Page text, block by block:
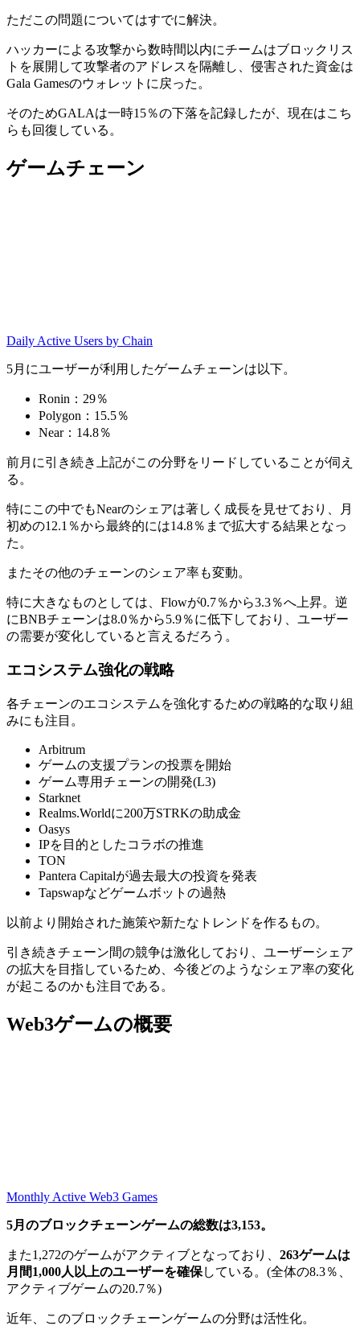
ただこの問題についてはすでに解決。
ハッカーによる攻撃から数時間以内にチームはブロックリス
トを展開して攻撃者のアドレスを隔離し、侵害された資金は
Gala Gamesのウォレットに戻った。
そのためGALAは一時15％の下落を記録したが、現在はこち
らも回復している。
ゲームチェーン
Daily Active Users by Chain
5月にユーザーが利用したゲームチェーンは以下。
Ronin：29％
Polygon：15.5％
Near：14.8％
前月に引き続き上記がこの分野をリードしていることが伺え
る。
特にこの中でもNearのシェアは著しく成長を見せており、月
初めの12.1％から最終的には14.8％まで拡大する結果となっ
た。
またその他のチェーンのシェア率も変動。
特に大きなものとしては、Flowが0.7％から3.3％へ上昇。逆
にBNBチェーンは8.0％から5.9％に低下しており、ユーザー
の需要が変化していると言えるだろう。
エコシステム強化の戦略
各チェーンのエコシステムを強化するための戦略的な取り組
みにも注目。
Arbitrum
ゲームの支援プランの投票を開始
ゲーム専用チェーンの開発(L3)
Starknet
Realms.Worldに200万STRKの助成金
Oasys
IPを目的としたコラボの推進
TON
Pantera Capitalが過去最大の投資を発表
Tapswapなどゲームボットの過熱
以前より開始された施策や新たなトレンドを作るもの。
引き続きチェーン間の競争は激化しており、ユーザーシェア
の拡大を目指しているため、今後どのようなシェア率の変化
が起こるのかも注目である。
Web3ゲームの概要
Monthly Active Web3 Games
5月のブロックチェーンゲームの総数は3,153。
また1,272のゲームがアクティブとなっており、 263ゲームは
月間1,000人以上のユーザーを確保している。(全体の8.3％、
アクティブゲームの20.7％)
近年、このブロックチェーンゲームの分野は活性化。